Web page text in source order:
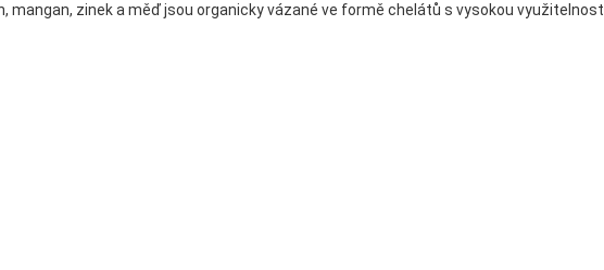
mangan, zinek a měď jsou organicky vázané ve formě chelátů s vysokou